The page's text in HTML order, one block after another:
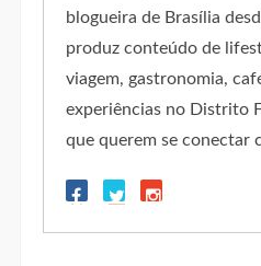
blogueira de Brasília
produz conteúdo de
viagem, gastronomia,
experiências no Distrito
que querem se conectar